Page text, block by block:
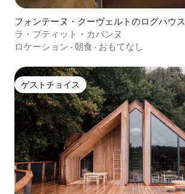
フォンテーヌ・クーヴェルトのログハウス
ラ・プティット・カバンヌ
ロケーション · 朝食 · おもてなし
ゲストチョイス
ゲストチョイス